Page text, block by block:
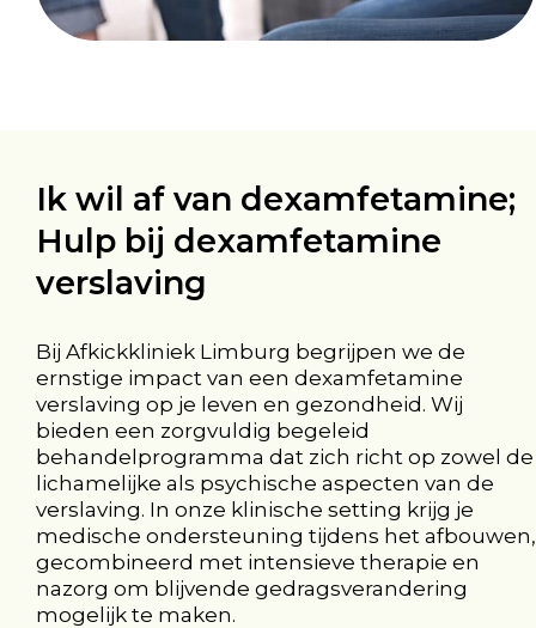
Ik wil af van dexamfetamine;
Hulp bij dexamfetamine
verslaving
Bij Afkickkliniek Limburg begrijpen we de
ernstige impact van een dexamfetamine
verslaving op je leven en gezondheid. Wij
bieden een zorgvuldig begeleid
behandelprogramma dat zich richt op zowel de
lichamelijke als psychische aspecten van de
verslaving. In onze klinische setting krijg je
medische ondersteuning tijdens het afbouwen,
gecombineerd met intensieve therapie en
nazorg om blijvende gedragsverandering
mogelijk te maken.